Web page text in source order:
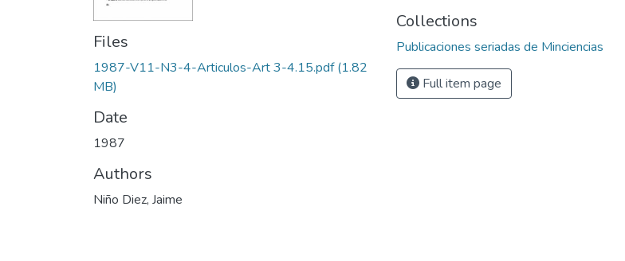
Files
1987-V11-N3-4-Articulos-Art 3-4.15.pdf(1.82
MB)
Date
1987
Authors
Niño Diez, Jaime
Collections
Publicaciones seriadas de Minciencias
Full item page